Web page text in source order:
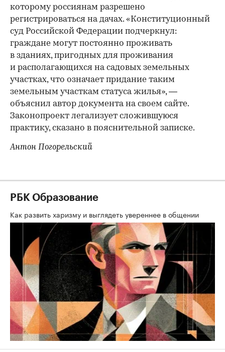
которому россиянам разрешено
регистрироваться на дачах. «Конституционный
суд Российской Федерации подчеркнул:
граждане могут постоянно проживать
в зданиях, пригодных для проживания
и располагающихся на садовых земельных
участках, что означает придание таким
земельным участкам статуса жилья», —
объяснил автор документа на своем сайте.
Законопроект легализует сложившуюся
практику, сказано в пояснительной записке.
Антон Погорельский
РБК Образование
Как развить харизму и выглядеть увереннее в общении